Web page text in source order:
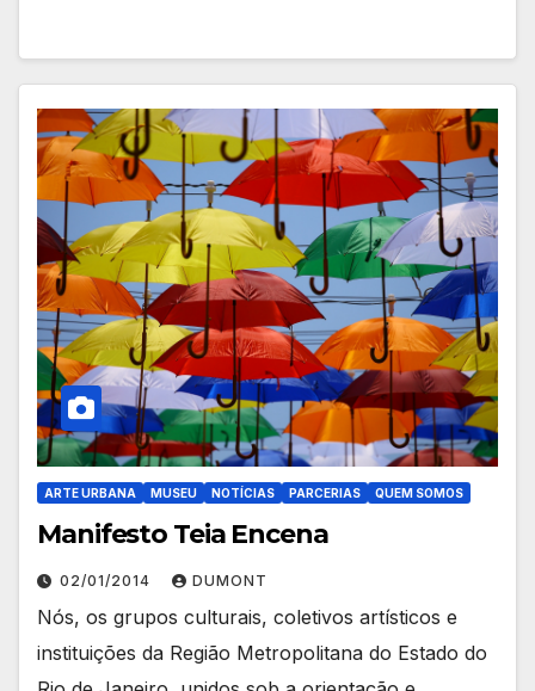
ARTE URBANA MUSEU NOTÍCIAS PARCERIAS QUEM SOMOS
Manifesto Teia Encena
02/01/2014 DUMONT
Nós, os grupos culturais, coletivos artísticos e
instituições da Região Metropolitana do Estado do